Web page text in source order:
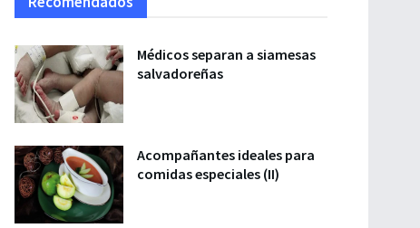
Médicos separan a siamesas
salvadoreñas
Acompañantes ideales para
comidas especiales (II)